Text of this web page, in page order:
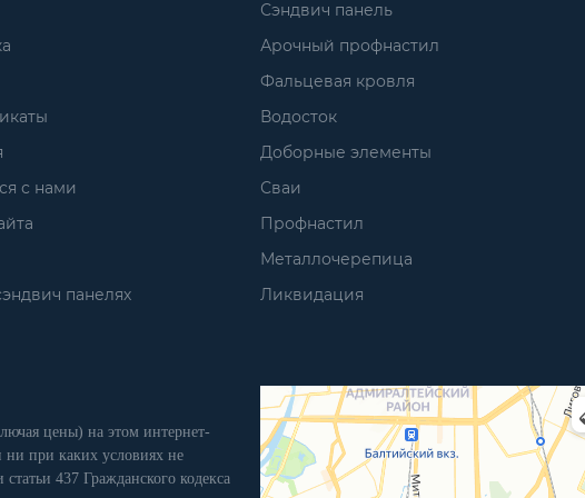
с нами
панелях
Сэндвич панель
Арочный профнастил
Фальцевая кровля
Водосток
Доборные элементы
Сваи
Профнастил
Металлочерепица
Ликвидация
цены) на этом интернет-
ни при каких условиях не
437 Гражданского кодекса